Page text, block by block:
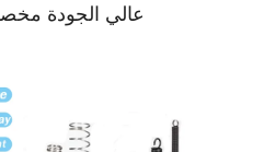
عالي الجودة